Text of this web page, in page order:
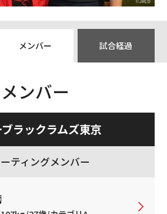
メンバー 試合経過
メンバー
ブラックラムズ東京
ティングメンバー